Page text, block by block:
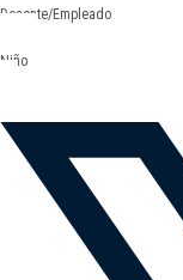
Docente/Empleado
Niño